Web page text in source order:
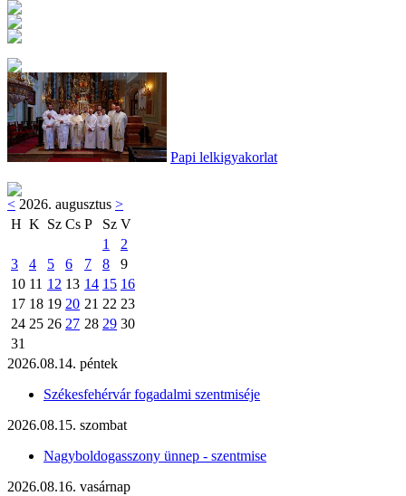
Papi lelkigyakorlat
< 2026. augusztus >
H K Sz Cs P Sz V
1
2
3
4 5 6 7 8
9
10 11 12 13 14 15 16
17 18 19 20 21 22 23
24 25 26 27 28 29 30
31
2026.08.14. péntek
Székesfehérvár fogadalmi szentmiséje
2026.08.15. szombat
Nagyboldogasszony ünnep - szentmise
2026.08.16. vasárnap